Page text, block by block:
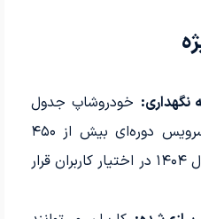
نگهداری: خودروشاپ جدول
کامل هزینه تعویض و سرویس دوره‌ای بیش از ۴۵۰
مدل خودرو را براساس سال ۱۴۰۴ در اختیار کاربران قرار